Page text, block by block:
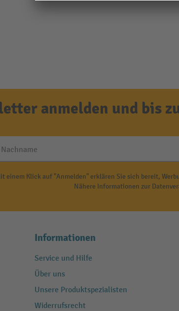
anmelden und bis
Nachname
einem Klick auf "Anmelden" erklären Sie sich bereit,
Nähere Informationen zur
Informationen
Service und Hilfe
Über uns
Unsere Produktspezialisten
Widerrufsrecht